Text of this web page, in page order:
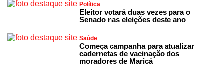
Política
Eleitor votará duas vezes para o
Senado nas eleições deste ano
Saúde
Começa campanha para atualizar
cadernetas de vacinação dos
moradores de Maricá